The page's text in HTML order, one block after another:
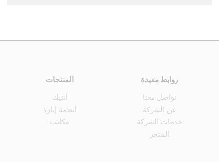
المنتجات
انتيك
أنظمة إنارة
مكاتب
روابط مفيدة
تواصل معنا
عن الشركة
خدمات الشركة
المتجر